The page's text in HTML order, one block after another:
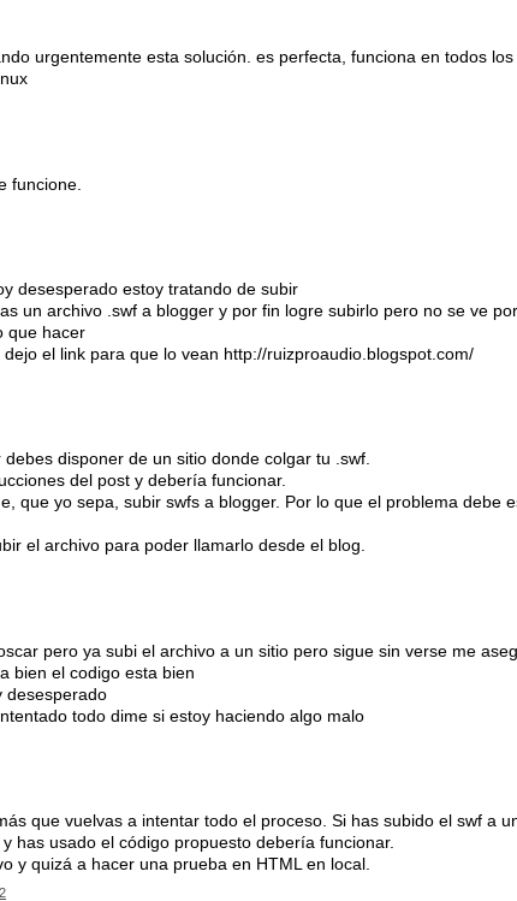
urgentemente esta solución. es perfecta, funciona en todos los
funcione.
desesperado estoy tratando de subir
un archivo .swf a blogger y por fin logre subirlo pero no se ve por
que hacer
el link para que lo vean http://ruizproaudio.blogspot.com/
disponer de un sitio donde colgar tu .swf.
del post y debería funcionar.
que yo sepa, subir swfs a blogger. Por lo que el problema debe
el archivo para poder llamarlo desde el blog.
pero ya subi el archivo a un sitio pero sigue sin verse me
bien el codigo esta bien
desesperado
todo dime si estoy haciendo algo malo
que vuelvas a intentar todo el proceso. Si has subido el swf a
has usado el código propuesto debería funcionar.
y quizá a hacer una prueba en HTML en local.